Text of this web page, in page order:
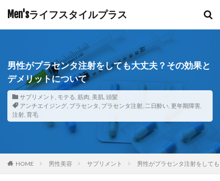
Men'sライフスタイルプラス
男性がプラセンタ注射をしても大丈夫？その効果と
デメリットについて
サプリメント , モテる, 筋肉, 美肌, 頭髪
アンチエイジング, プラセンタ, プラセンタ注射, 二日酔い, 更年期障害,
注射, 育毛
HOME 男性美容 サプリメント 男性がプラセンタ注射をして